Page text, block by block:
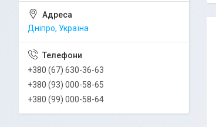
Дніпро, Україна
+380 (67) 630-36-63
+380 (93) 000-58-65
+380 (99) 000-58-64